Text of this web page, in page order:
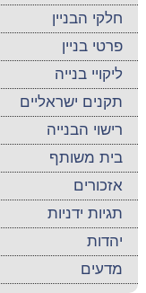
חלקי הבניין
פרטי בניין
ליקויי בנייה
תקנים ישראליים
רישוי הבנייה
בית משותף
אזכורים
תגיות ידניות
יהדות
מדעים